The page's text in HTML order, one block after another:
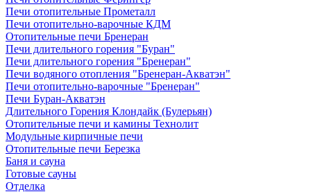
Печи отопительные Прометалл
Печи отопительно-варочные КДМ
Отопительные печи Бренеран
Печи длительного горения "Буран"
Печи длительного горения "Бренеран"
Печи водяного отопления "Бренеран-Акватэн"
Печи отопительно-варочные "Бренеран"
Печи Буран-Акватэн
Длительного Горения Клондайк (Булерьян)
Отопительные печи и камины Технолит
Модульные кирпичные печи
Отопительные печи Березка
Баня и сауна
Готовые сауны
Отделка